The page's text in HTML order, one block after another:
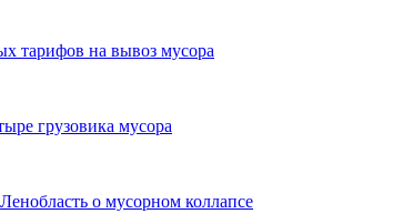
тарифов на вывоз мусора
грузовика мусора
о мусорном коллапсе